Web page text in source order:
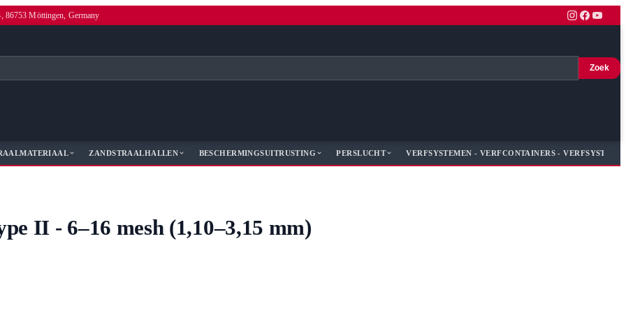
86753 Möttingen, Germany
Zoek
ZANDSTRAALHALLEN BESCHERMINGSUITRUSTING PERSLUCHT VERFSYSTEMEN - VERFCONTAINERS -
II - 6–16 mesh (1,10–3,15 mm)